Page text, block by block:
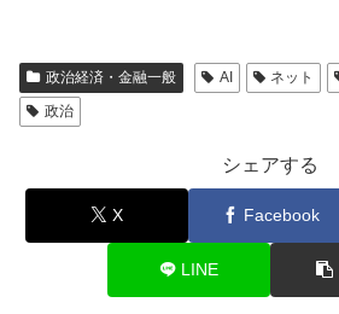
政治経済・金融一般 AI ネット
政治
シェアする
X Facebook
LINE